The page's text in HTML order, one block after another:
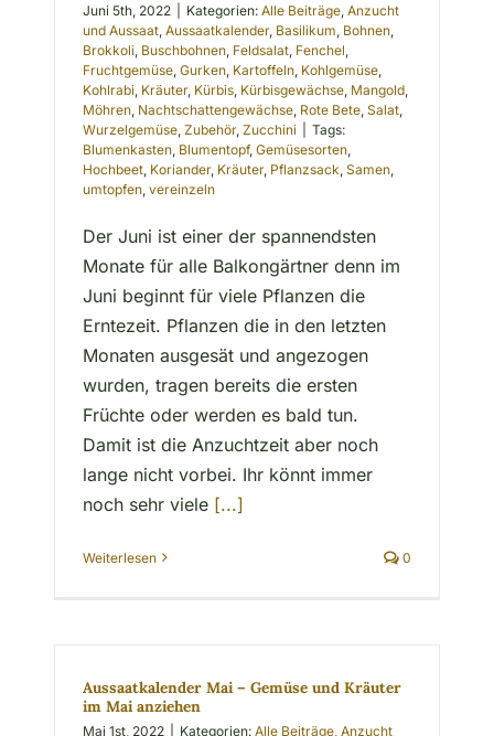
Juni 5th, 2022 Kategorien:Alle Beiträge ,Anzucht
und Aussaat ,Aussaatkalender, Basilikum Bohnen
Brokkoli Buschbohnen Feldsalat Fenchel
Fruchtgemüse ,Gurken Kartoffeln Kohlgemüse
Kohlrabi Kräuter, Kürbis Kürbisgewächse Mangold
Möhren Nachtschattengewächse Rote Bete ,Salat
Wurzelgemüse ,Zubehör,Zucchini
Tags:
Blumenkasten Blumentopf,Gemüsesorten
Hochbeet Koriander, Kräuter, Pflanzsack ,Samen
umtopfen ,vereinzeln
Der Juni ist einer der spannendsten
Monate für alle Balkongärtner denn im
Juni beginnt für viele Pflanzen die
Erntezeit. Pflanzen die in den letzten
Monaten ausgesät und angezogen
wurden, tragen bereits die ersten
Früchte oder werden es bald tun.
Damit ist die Anzuchtzeit aber noch
lange nicht vorbei. Ihr könnt immer
noch sehr viele [...]
Weiterlesen 0
Aussaatkalender Mai – Gemüse und Kräuter
im Mai anziehen
Mai 1st, 2022 Kategorien:Alle Beiträge ,Anzucht